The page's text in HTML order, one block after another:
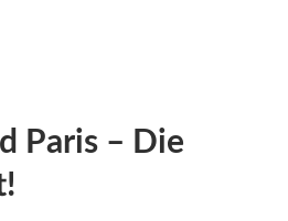
Paris – Die